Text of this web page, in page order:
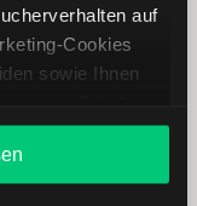
auf
Cookies
sowie Ihnen
welche Cookies
können
ändern.
wenn ich
zurück?